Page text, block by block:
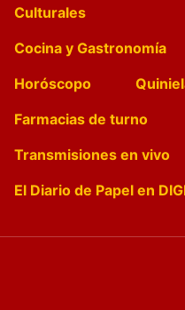
Culturales
Cocina y Gastronomía
Horóscopo
Farmacias de turno
Transmisiones en vivo
El Diario de Papel en